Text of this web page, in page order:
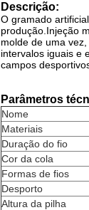
Descrição:
O gramado
produção.Injeção
molde de uma
intervalos iguais e
campos
Parâmetros
Nome
Materiais
Duração do fio
Cor da cola
Formas de fios
Desporto
Altura da pilha